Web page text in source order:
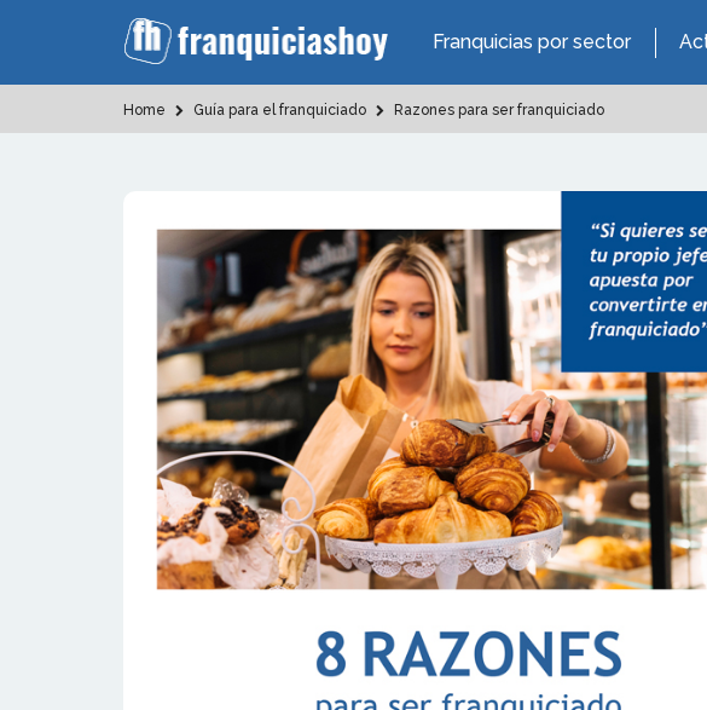
Franquicias por sector
Home Guía para el franquiciado Razones para ser franquiciado